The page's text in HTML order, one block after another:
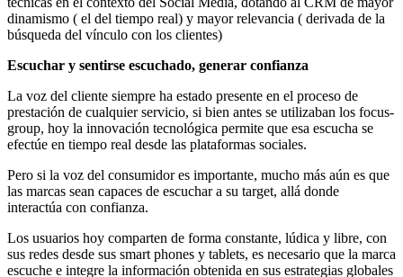
dinamismo ( el del tiempo real) y mayor relevancia ( derivada de la
búsqueda del vínculo con los clientes)
Escuchar y sentirse escuchado, generar confianza
La voz del cliente siempre ha estado presente en el proceso de
prestación de cualquier servicio, si bien antes se utilizaban los focus-
group, hoy la innovación tecnológica permite que esa escucha se
efectúe en tiempo real desde las plataformas sociales.
Pero si la voz del consumidor es importante, mucho más aún es que
las marcas sean capaces de escuchar a su target, allá donde
interactúa con confianza.
Los usuarios hoy comparten de forma constante, lúdica y libre, con
sus redes desde sus smart phones y tablets, es necesario que la marca
escuche e integre la información obtenida en sus estrategias globales